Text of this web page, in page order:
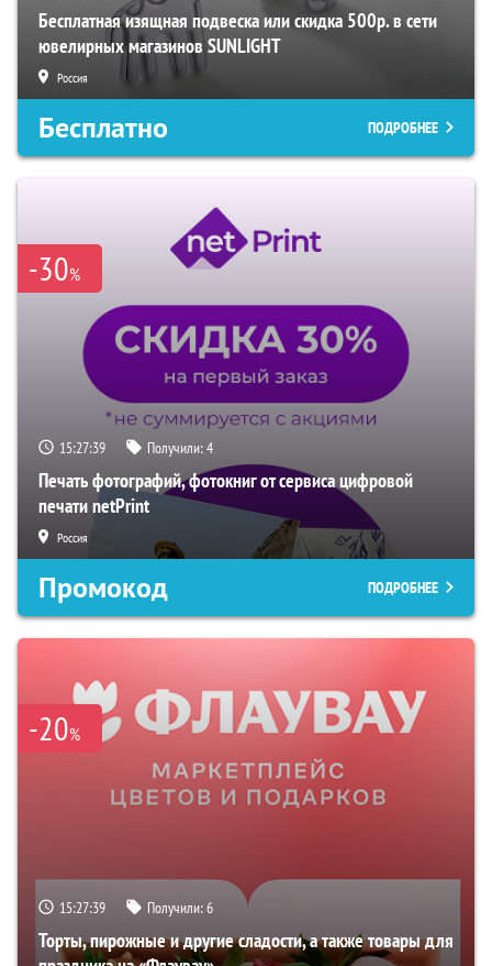
Бесплатная изящная подвеска или скидка 500р. в сети
ювелирных магазинов SUNLIGHT
Россия
Бесплатно ПОДРОБНЕЕ
-30%
15:27:38 Получили:4
Печать фотографий, фотокниг от сервиса цифровой
печати netPrint
Россия
Промокод ПОДРОБНЕЕ
-20%
15:27:38 Получили:6
Торты, пирожные и другие сладости, а также товары для